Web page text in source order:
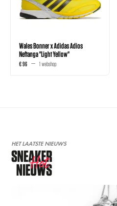
Wales Bonner x Adidas Adios
Neftanga "Light Yellow"
€ 96 1 webshop
HET LAATSTE NIEUWS
SNEAKER
NIEUWS
Hot